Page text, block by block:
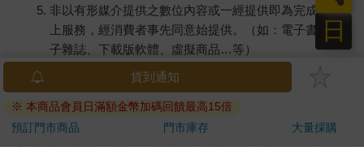
非以有形媒介提供之數位內容或一經提供即為完成之線
上服務，經消費者事先同意始提供。（如：電子書、電
子雜誌、下載版軟體、虛擬商品…等）
已拆封之個人衛生用品。（如：內衣褲、刮鬍刀、除毛
若非上列種類商品，均享有到貨7天的猶豫期（含例假
日）。
辦理退換貨時，商品（組合商品恕無法接受單獨退貨）必須
貨到通知
※ 本商品會員日滿額金幣加碼回饋最高15倍
預訂門市商品
門市庫存 大量採購
日